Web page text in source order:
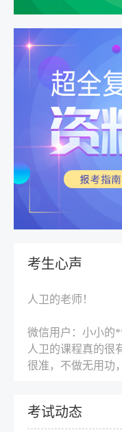
基
1. 录播课程：精讲
卷精析+冲刺提分课
直播课程：备考入
详情
录播课程详情
考生心声
学员留言
人卫学员：
感谢人卫智网考试
课程及资料，考过
人卫的课程真的很
很准，不做无用功
考了。
考试动态